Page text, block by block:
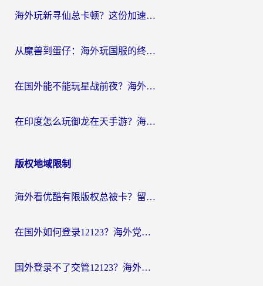
海外玩新寻仙总卡顿？这份加速器选择指南让你秒回国服流畅体验
从魔兽到蛋仔：海外玩国服的终极加速指南，找到你的专属高速通道
在国外能不能玩星战前夜？海外党国服游戏不卡顿的秘密武器在这里
在印度怎么玩御龙在天手游？海外党畅玩国服的终极生存指南
版权地域限制
海外看优酷有限版权总被卡？留学生亲测有效的回国加速器选择指南
在国外如何登录12123？海外党必备的回国加速实用指南
国外登录不了交管12123？海外华人亲测有效的回国加速器选择指南